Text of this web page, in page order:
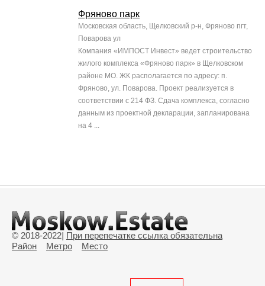
Фряново парк
Московская область, Щелковский р-н, Фряново пгт,
Поварова ул
Компания «ИМПОСТ Инвест» ведет строительство
жилого комплекса «Фряново парк» в Щелковском
районе МО. ЖК располагается по адресу: п.
Фряново, ул. Поварова. Проект реализуется в
соответствии с 214 ФЗ. Сдача комплекса, согласно
данным из проектной декларации, запланирована
на 4 ...
© 2018-2022| При перепечатке ссылка обязательна
Район
Метро Место